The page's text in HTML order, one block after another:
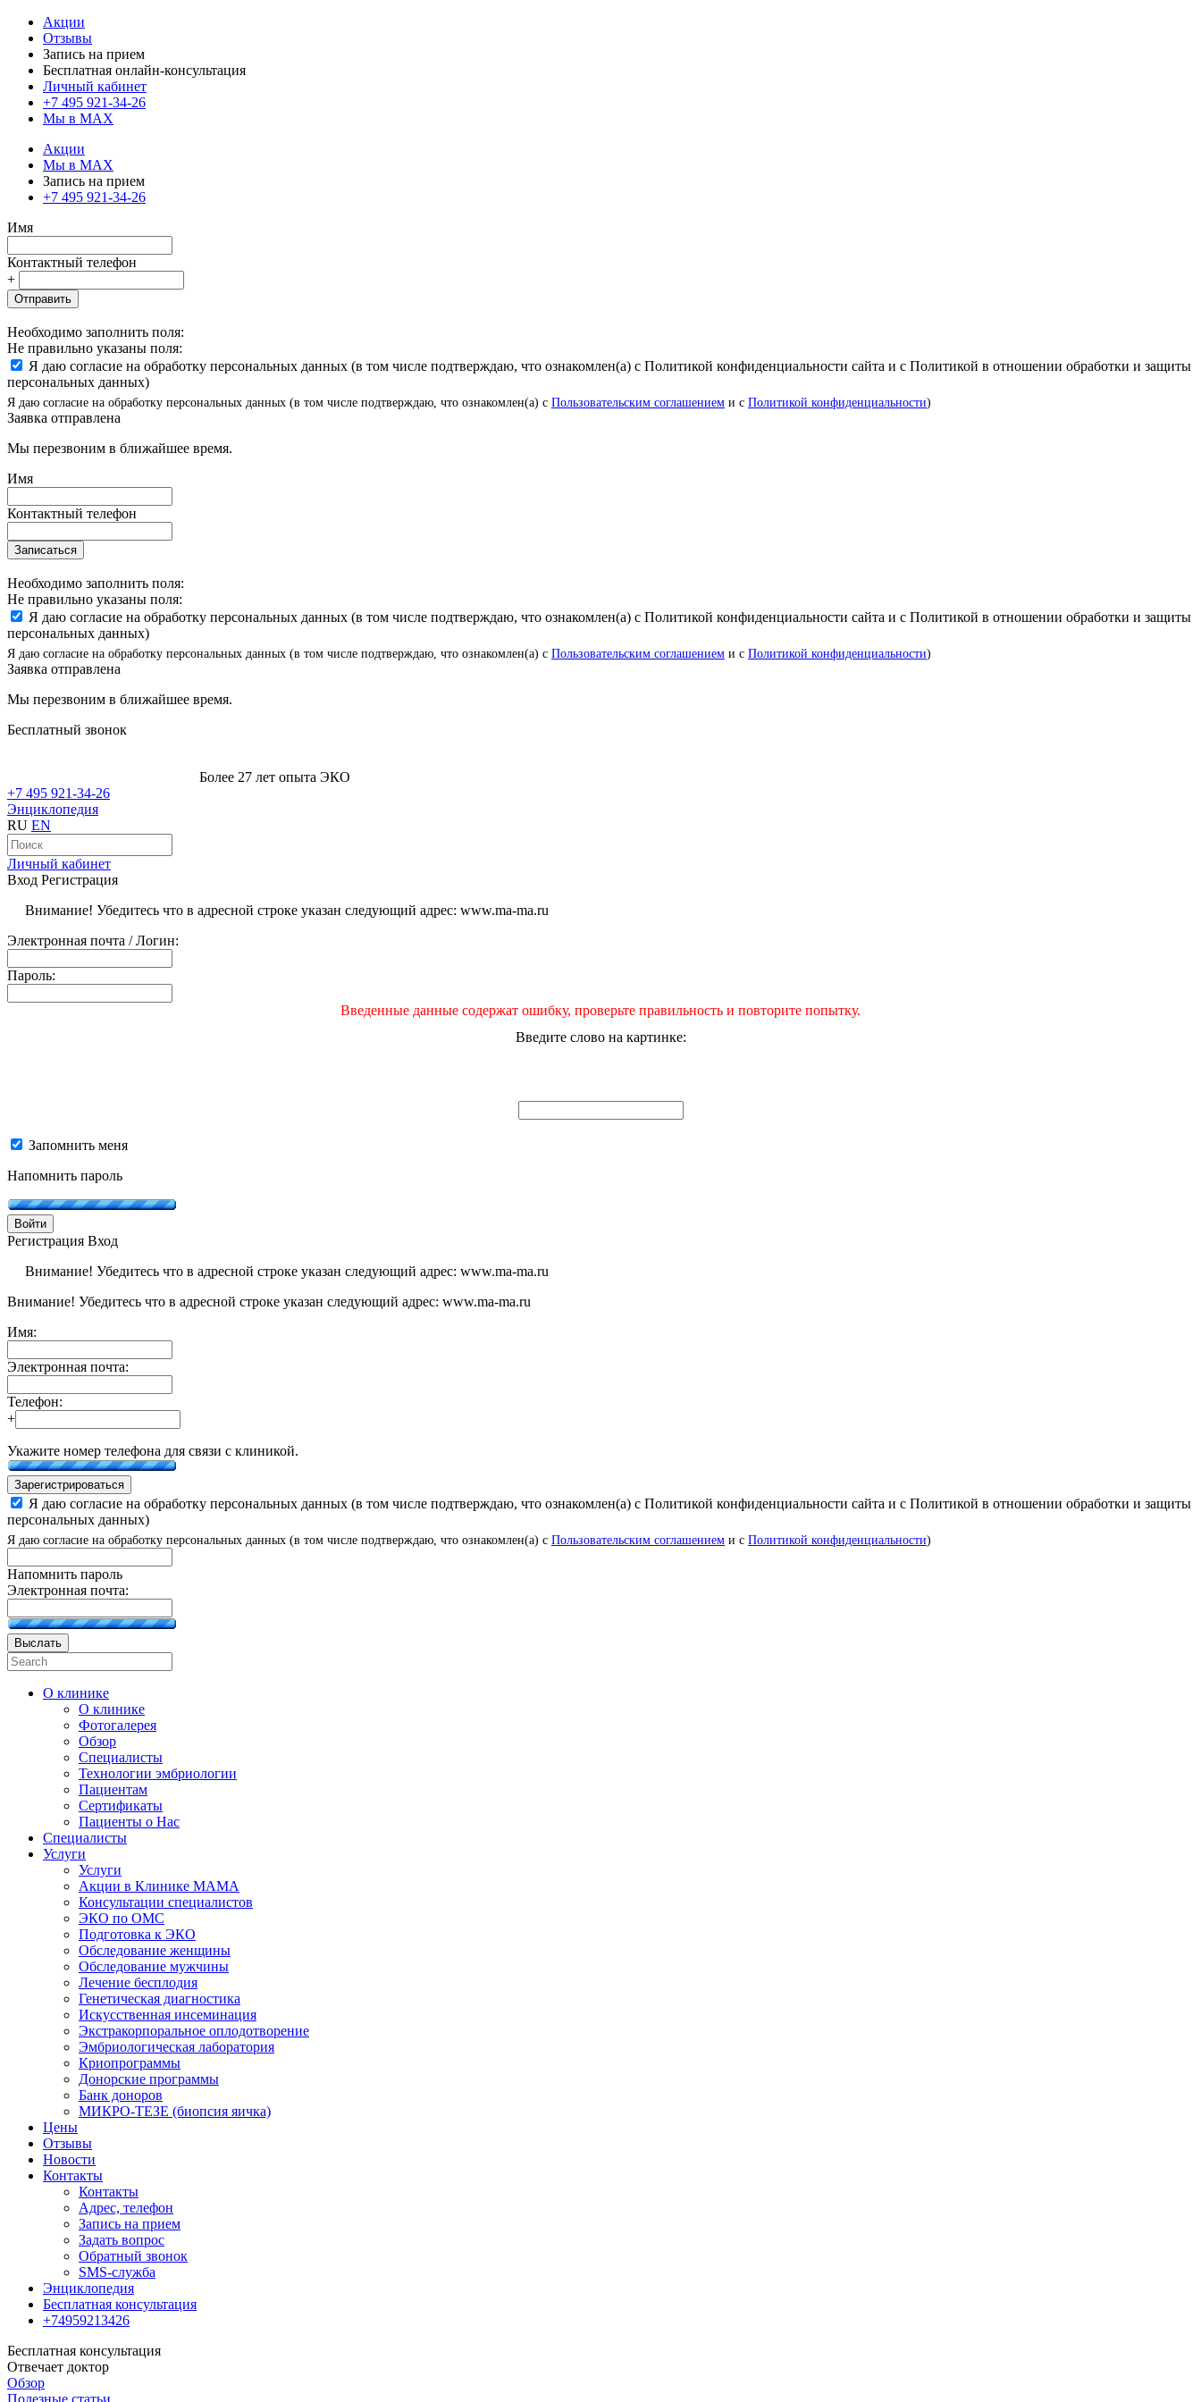
Акции
Отзывы
Запись на прием
Бесплатная онлайн-консультация
Личный кабинет
+7 495 921-34-26
Мы в MAX
Акции
Мы в MAX
Запись на прием
+7 495 921-34-26
Имя
Контактный телефон
+
Отправить
Необходимо заполнить поля:
Не правильно указаны поля:
Я даю согласие на обработку персональных данных (в том числе подтверждаю, что ознакомлен(а) с Политикой конфиденциальности сайта и с Политикой в отношении обработки и защиты
персональных данных)
Я даю согласие на обработку персональных данных (в том числе подтверждаю, что ознакомлен(а) с Пользовательским соглашением и с Политикой конфиденциальности)
Заявка отправлена
Мы перезвоним в ближайшее время.
Имя
Контактный телефон
Записаться
Необходимо заполнить поля:
Не правильно указаны поля:
Я даю согласие на обработку персональных данных (в том числе подтверждаю, что ознакомлен(а) с Политикой конфиденциальности сайта и с Политикой в отношении обработки и защиты
персональных данных)
Я даю согласие на обработку персональных данных (в том числе подтверждаю, что ознакомлен(а) с Пользовательским соглашением и с Политикой конфиденциальности)
Заявка отправлена
Мы перезвоним в ближайшее время.
Бесплатный звонок
Более 27 лет опыта ЭКО
+7 495 921-34-26
Энциклопедия
RU EN
Личный кабинет
Вход Регистрация
Внимание! Убедитесь что в адресной строке указан следующий адрес: www.ma-ma.ru
Электронная почта / Логин:
Пароль:
Введенные данные содержат ошибку, проверьте правильность и повторите попытку.
Введите слово на картинке:
Запомнить меня
Напомнить пароль
Войти
Регистрация Вход
Внимание! Убедитесь что в адресной строке указан следующий адрес: www.ma-ma.ru
Внимание! Убедитесь что в адресной строке указан следующий адрес: www.ma-ma.ru
Имя:
Электронная почта:
Телефон:
+
Укажите номер телефона для связи с клиникой.
Зарегистрироваться
Я даю согласие на обработку персональных данных (в том числе подтверждаю, что ознакомлен(а) с Политикой конфиденциальности сайта и с Политикой в отношении обработки и защиты
персональных данных)
Я даю согласие на обработку персональных данных (в том числе подтверждаю, что ознакомлен(а) с Пользовательским соглашением и с Политикой конфиденциальности)
Напомнить пароль
Электронная почта:
Выслать
О клинике
О клинике
Фотогалерея
Обзор
Специалисты
Технологии эмбриологии
Пациентам
Сертификаты
Пациенты о Нас
Специалисты
Услуги
Услуги
Акции в Клинике МАМА
Консультации специалистов
ЭКО по ОМС
Подготовка к ЭКО
Обследование женщины
Обследование мужчины
Лечение бесплодия
Генетическая диагностика
Искусственная инсеминация
Экстракорпоральное оплодотворение
Эмбриологическая лаборатория
Криопрограммы
Донорские программы
Банк доноров
МИКРО-ТЕЗЕ (биопсия яичка)
Цены
Отзывы
Новости
Контакты
Контакты
Адрес, телефон
Запись на прием
Задать вопрос
Обратный звонок
SMS-служба
Энциклопедия
Бесплатная консультация
+74959213426
Бесплатная консультация
Отвечает доктор
Обзор
Полезные статьи